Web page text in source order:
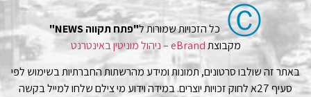
Ⓒ כל הזכויות שמורות ל"פתח תקווה NEWS"
מקבוצתeBrand – ניהול מוניטין באינטרנט
באתר זה שולבו סרטונים, תמונות ומידע מהרשתות החברתיות בשימוש לפי
סעיף 27א לחוק זכויות יוצרים. במידה וידוע מי צילם שלחו למייל בקשה